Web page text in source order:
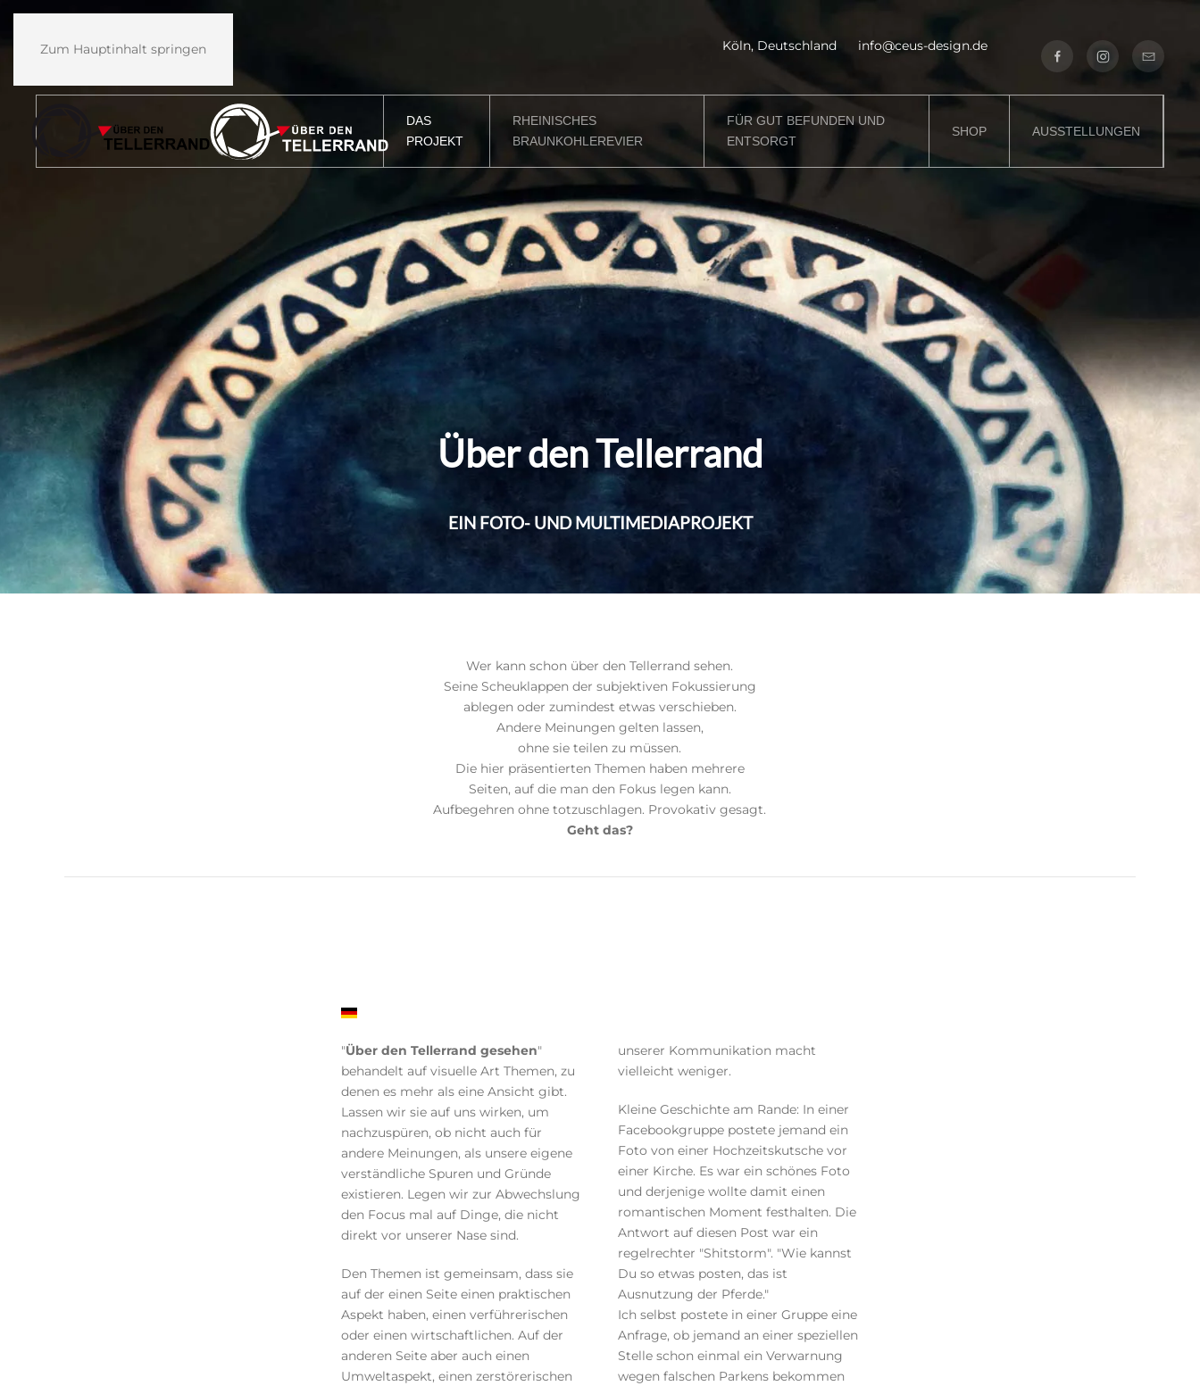
Zum Hauptinhalt springen Köln, Deutschland info@ceus-design.de
DAS
PROJEKT
RHEINISCHES
BRAUNKOHLEREVIER
FÜR GUT BEFUNDEN UND
ENTSORGT
SHOP AUSSTELLUNGEN
Über den Tellerrand
EIN FOTO- UND MULTIMEDIAPROJEKT
Wer kann schon über den Tellerrand sehen.
Seine Scheuklappen der subjektiven Fokussierung
ablegen oder zumindest etwas verschieben.
Andere Meinungen gelten lassen,
ohne sie teilen zu müssen.
Die hier präsentierten Themen haben mehrere
Seiten, auf die man den Fokus legen kann.
Aufbegehren ohne totzuschlagen. Provokativ gesagt.
Geht das?
"Über den Tellerrand gesehen"
behandelt auf visuelle Art Themen, zu
denen es mehr als eine Ansicht gibt.
Lassen wir sie auf uns wirken, um
nachzuspüren, ob nicht auch für
andere Meinungen, als unsere eigene
verständliche Spuren und Gründe
existieren. Legen wir zur Abwechslung
den Focus mal auf Dinge, die nicht
direkt vor unserer Nase sind.
Den Themen ist gemeinsam, dass sie
auf der einen Seite einen praktischen
Aspekt haben, einen verführerischen
oder einen wirtschaftlichen. Auf der
anderen Seite aber auch einen
Umweltaspekt, einen zerstörerischen
unserer Kommunikation macht
vielleicht weniger.
Kleine Geschichte am Rande: In einer
Facebookgruppe postete jemand ein
Foto von einer Hochzeitskutsche vor
einer Kirche. Es war ein schönes Foto
und derjenige wollte damit einen
romantischen Moment festhalten. Die
Antwort auf diesen Post war ein
regelrechter "Shitstorm". "Wie kannst
Du so etwas posten, das ist
Ausnutzung der Pferde."
Ich selbst postete in einer Gruppe eine
Anfrage, ob jemand an einer speziellen
Stelle schon einmal ein Verwarnung
wegen falschen Parkens bekommen